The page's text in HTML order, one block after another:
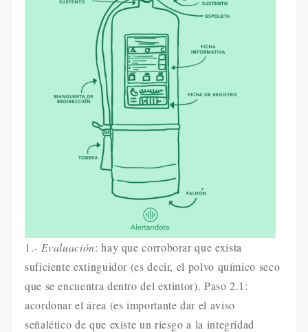
1.- Evaluación: hay que corroborar que exista
suficiente extinguidor (es decir, el polvo químico seco
que se encuentra dentro del extintor). Paso 2.1:
acordonar el área (es importante dar el aviso
señalético de que existe un riesgo a la integridad